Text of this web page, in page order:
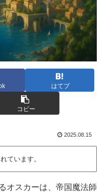
はてブ
コピー
2025.08.15
ています。
オスカーは、帝国魔法師